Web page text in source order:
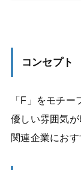
コンセプト
「F」をモチ
優しい雰囲気
関連企業におす